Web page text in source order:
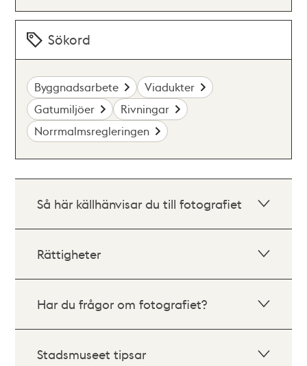
Sökord
Byggnadsarbete
Viadukter
Gatumiljöer
Rivningar
Norrmalmsregleringen
Så här källhänvisar du till fotografiet
Rättigheter
Har du frågor om fotografiet?
Stadsmuseet tipsar